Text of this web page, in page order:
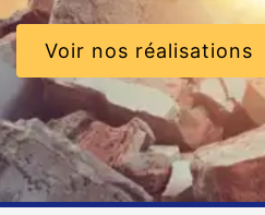
Voir nos réalisations